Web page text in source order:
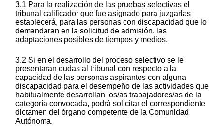
3.1 Para la realización de las pruebas selectivas el
tribunal calificador que fue asignado para juzgarlas
establecerá, para las personas con discapacidad que lo
demandaran en la solicitud de admisión, las
adaptaciones posibles de tiempos y medios.
3.2 Si en el desarrollo del proceso selectivo se le
presentaran dudas al tribunal con respecto a la
capacidad de las personas aspirantes con alguna
discapacidad para el desempeño de las actividades que
habitualmente desarrollan los/as trabajadores/as de la
categoría convocada, podrá solicitar el correspondiente
dictamen del órgano competente de la Comunidad
Autónoma.